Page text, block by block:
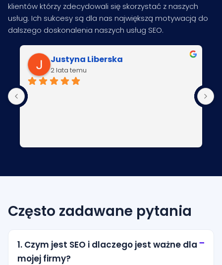
klientów którzy zdecydowali się skorzystać z naszych
usług. Ich sukcesy są dla nas największą motywacją do
dalszego doskonalenia naszych usług SEO.
Justyna Liberska
2 lata temu
Często zadawane pytania
1. Czym jest SEO i dlaczego jest ważne dla
mojej firmy?